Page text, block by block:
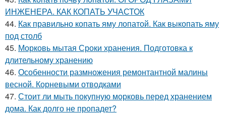
ИНЖЕНЕРА. КАК КОПАТЬ УЧАСТОК
44. Как правильно копать яму лопатой. Как выкопать яму
под столб
45. Морковь мытая Сроки хранения. Подготовка к
длительному хранению
46. Особенности размножения ремонтантной малины
весной. Корневыми отводками
47. Стоит ли мыть покупную морковь перед хранением
дома. Как долго не пропадет?